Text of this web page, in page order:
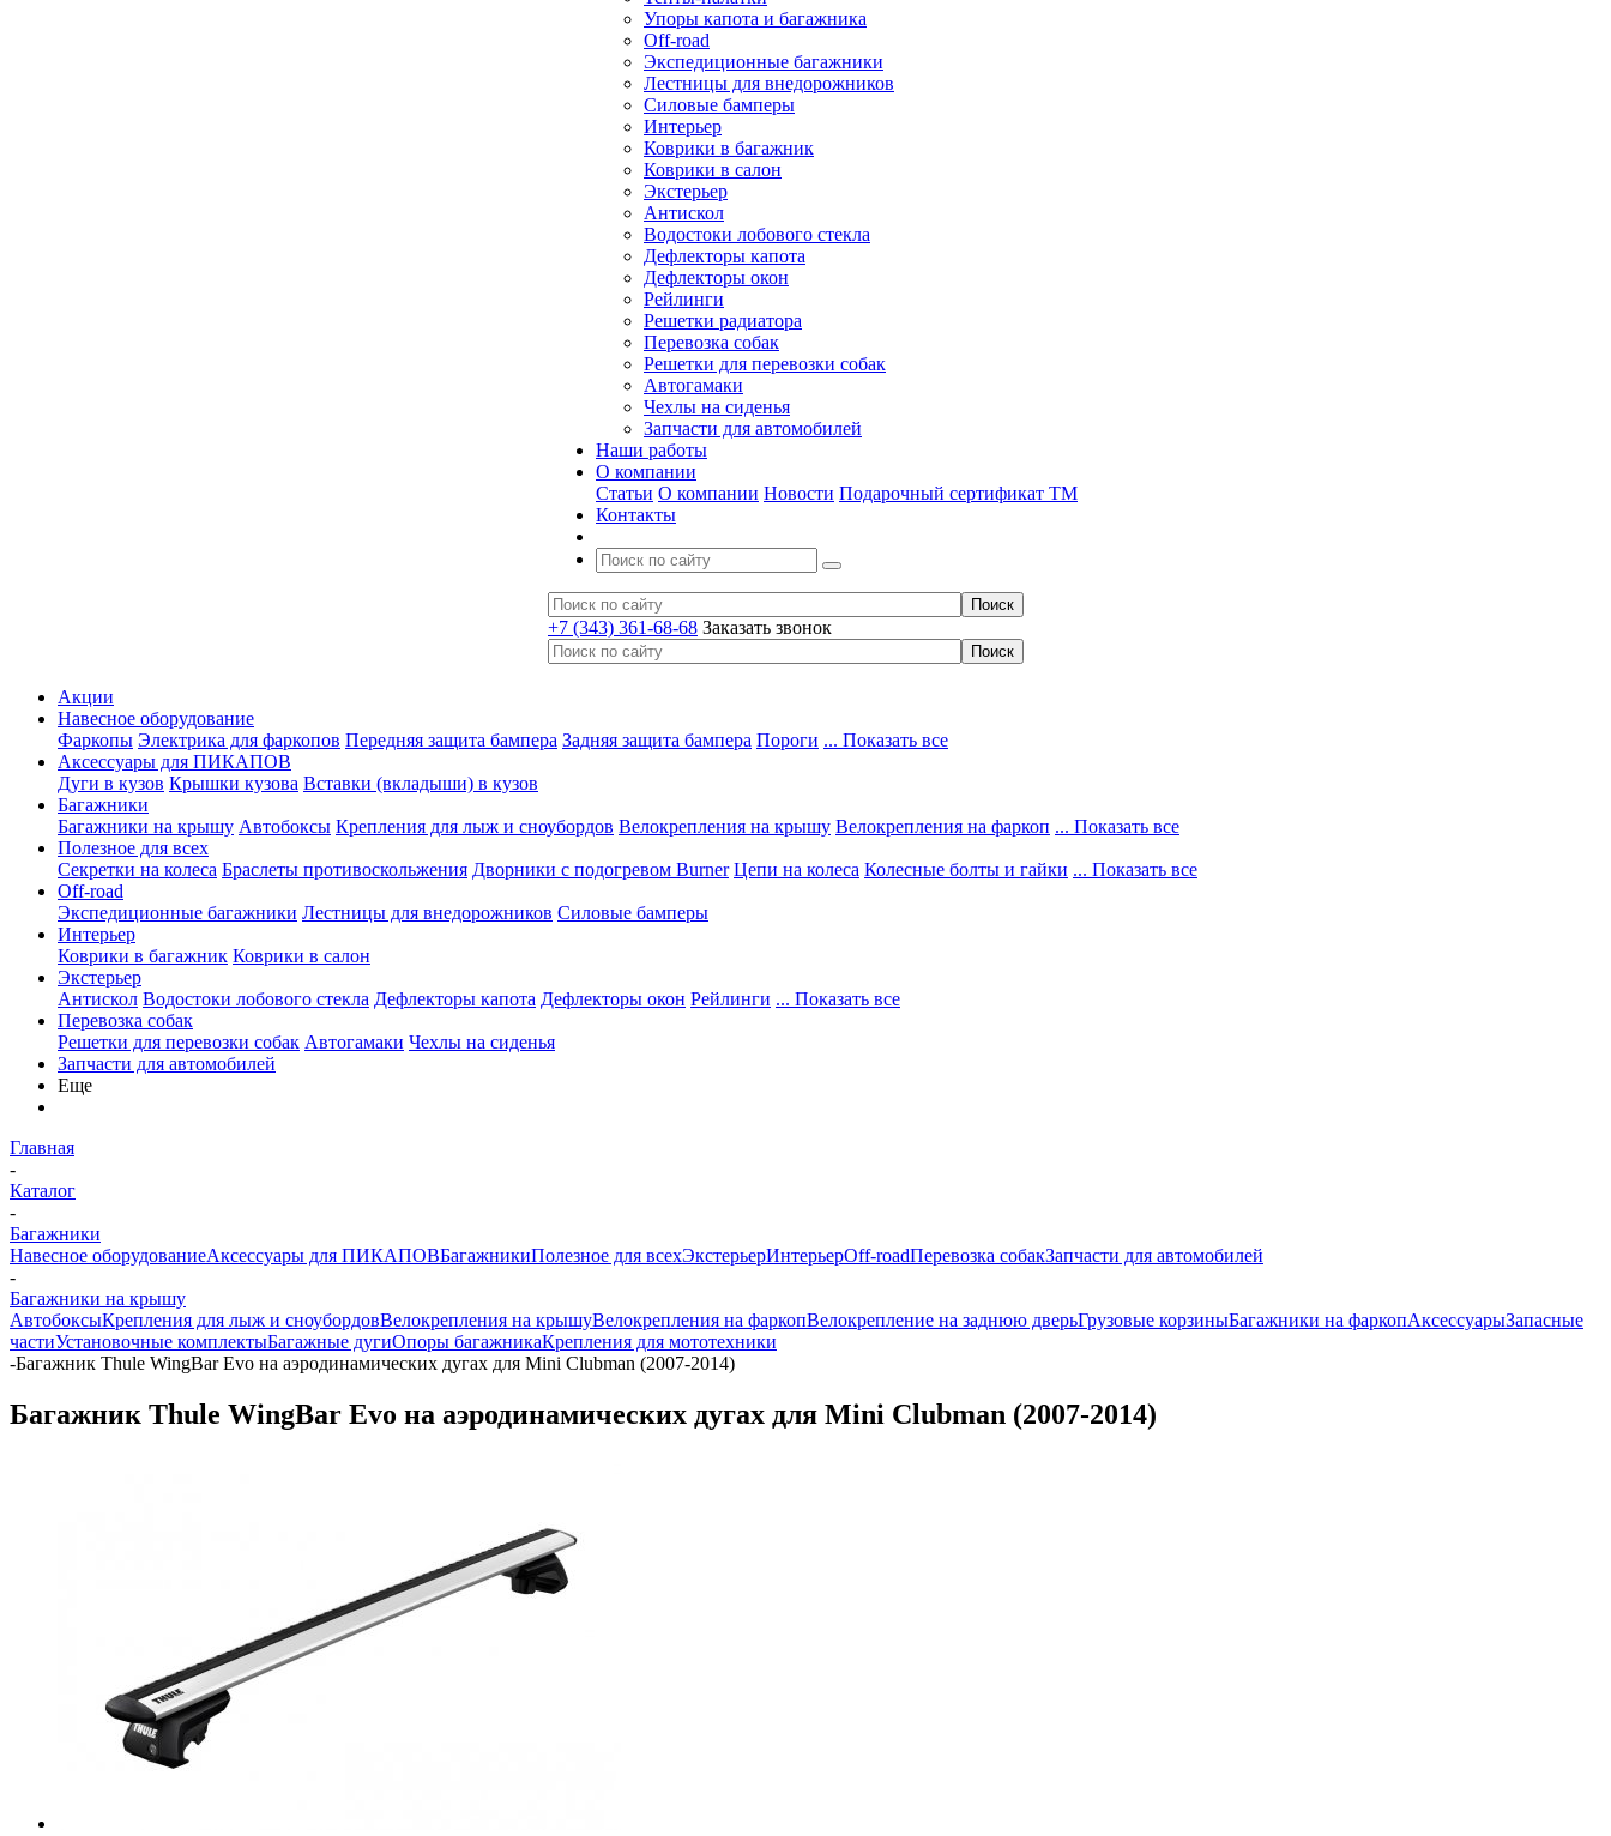
Упоры капота и багажника
Off-road
Экспедиционные багажники
Лестницы для внедорожников
Силовые бамперы
Интерьер
Коврики в багажник
Коврики в салон
Экстерьер
Антискол
Водостоки лобового стекла
Дефлекторы капота
Дефлекторы окон
Рейлинги
Решетки радиатора
Перевозка собак
Решетки для перевозки собак
Автогамаки
Чехлы на сиденья
Запчасти для автомобилей
Наши работы
О компании
Статьи О компании Новости Подарочный сертификат ТМ
Контакты
+7 (343) 361-68-68 Заказать звонок
Акции
Навесное оборудование
Фаркопы Электрика для фаркопов Передняя защита бампера Задняя защита бампера Пороги ... Показать все
Аксессуары для ПИКАПОВ
Дуги в кузов Крышки кузова Вставки (вкладыши) в кузов
Багажники
Багажники на крышу Автобоксы Крепления для лыж и сноубордов Велокрепления на крышу Велокрепления на фаркоп ... Показать все
Полезное для всех
Секретки на колеса Браслеты противоскольжения Дворники с подогревом Burner Цепи на колеса Колесные болты и гайки ... Показать все
Off-road
Экспедиционные багажники Лестницы для внедорожников Силовые бамперы
Интерьер
Коврики в багажник Коврики в салон
Экстерьер
Антискол Водостоки лобового стекла Дефлекторы капота Дефлекторы окон Рейлинги ... Показать все
Перевозка собак
Решетки для перевозки собак Автогамаки Чехлы на сиденья
Запчасти для автомобилей
Еще
Главная
-
Каталог
-
Багажники
Навесное оборудованиеАксессуары для ПИКАПОВБагажникиПолезное для всехЭкстерьерИнтерьерOff-roadПеревозка собакЗапчасти для автомобилей
-
Багажники на крышу
АвтобоксыКрепления для лыж и сноубордовВелокрепления на крышуВелокрепления на фаркопВелокрепление на заднюю дверьГрузовые корзиныБагажники на фаркопАксессуарыЗапасные
частиУстановочные комплектыБагажные дугиОпоры багажникаКрепления для мототехники
-Багажник Thule WingBar Evo на аэродинамических дугах для Mini Clubman (2007-2014)
Багажник Thule WingBar Evo на аэродинамических дугах для Mini Clubman (2007-2014)